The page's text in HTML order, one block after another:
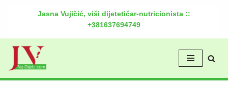
Jasna Vujičić, viši dijetetičar-nutricionista ::
+381637694749